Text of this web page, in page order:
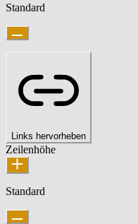
Standard
Links hervorheben
Zeilenhöhe
Standard